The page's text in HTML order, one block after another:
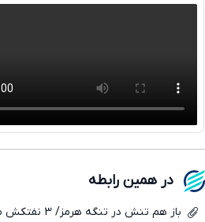
در همین رابطه
باز هم تنش در تنگه هرمز/ 3 نفتکش مورد حمله قرار گرفتند+ جزئیات